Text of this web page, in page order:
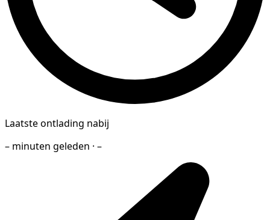
Laatste ontlading nabij
– minuten geleden · –